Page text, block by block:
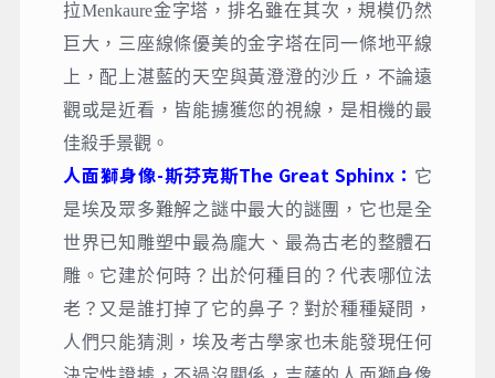
拉Menkaure金字塔，排名雖在其次，規模仍然
巨大，三座線條優美的金字塔在同一條地平線
上，配上湛藍的天空與黃澄澄的沙丘，不論遠
觀或是近看，皆能擄獲您的視線，是相機的最
佳殺手景觀。
人面獅身像-斯芬克斯The Great Sphinx： 它
是埃及眾多難解之謎中最大的謎團，它也是全
世界已知雕塑中最為龐大、最為古老的整體石
雕。它建於何時？出於何種目的？代表哪位法
老？又是誰打掉了它的鼻子？對於種種疑問，
人們只能猜測，埃及考古學家也未能發現任何